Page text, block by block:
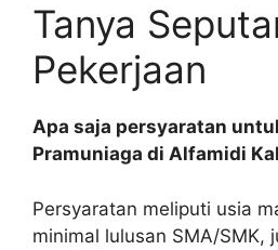
Tanya
Pekerjaan
Apa saja persyaratan
Pramuniaga di Alfamidi
Persyaratan meliputi usia
minimal lulusan SMA/SMK,